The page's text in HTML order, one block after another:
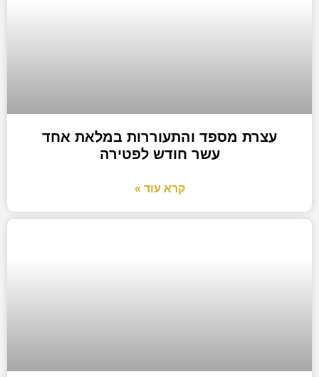
עצרת מספד והתעוררות במלאת אחד
עשר חודש לפטירה
קרא עוד »